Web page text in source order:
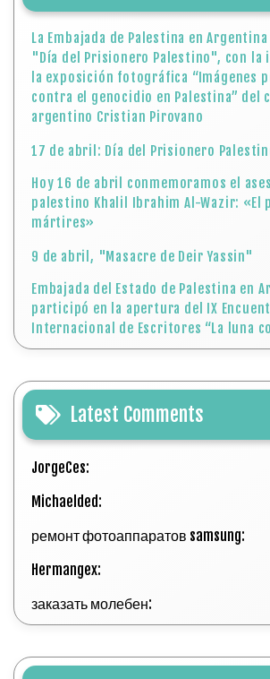
La Embajada de Palestina en
"Día del Prisionero Palestino", con la
la exposición fotográfica “Imágenes
contra el genocidio en Palestina” del
argentino Cristian Pirovano
17 de abril: Día del Prisionero
Hoy 16 de abril conmemoramos el
palestino Khalil Ibrahim Al-Wazir: «El
mártires»
9 de abril, "Masacre de Deir Yassin"
Embajada del Estado de Palestina en
participó en la apertura del IX
Internacional de Escritores “La luna
Latest Comments
JorgeCes:
Michaelded:
ремонт фотоаппаратов samsung:
Hermangex:
заказать молебен: